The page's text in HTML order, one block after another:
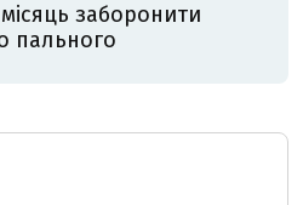
заборонити
пального